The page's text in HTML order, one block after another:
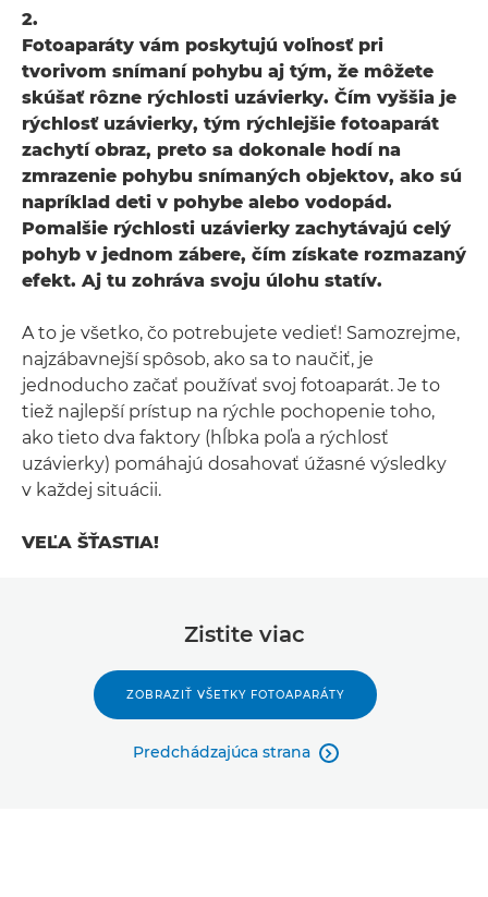
2.
Fotoaparáty vám poskytujú voľnosť pri
tvorivom snímaní pohybu aj tým, že môžete
skúšať rôzne rýchlosti uzávierky. Čím vyššia je
rýchlosť uzávierky, tým rýchlejšie fotoaparát
zachytí obraz, preto sa dokonale hodí na
zmrazenie pohybu snímaných objektov, ako sú
napríklad deti v pohybe alebo vodopád.
Pomalšie rýchlosti uzávierky zachytávajú celý
pohyb v jednom zábere, čím získate rozmazaný
efekt. Aj tu zohráva svoju úlohu statív.
A to je všetko, čo potrebujete vedieť! Samozrejme,
najzábavnejší spôsob, ako sa to naučiť, je
jednoducho začať používať svoj fotoaparát. Je to
tiež najlepší prístup na rýchle pochopenie toho,
ako tieto dva faktory (hĺbka poľa a rýchlosť
uzávierky) pomáhajú dosahovať úžasné výsledky
v každej situácii.
VEĽA ŠŤASTIA!
Zistite viac
ZOBRAZIŤ VŠETKY FOTOAPARÁTY
Predchádzajúca strana 